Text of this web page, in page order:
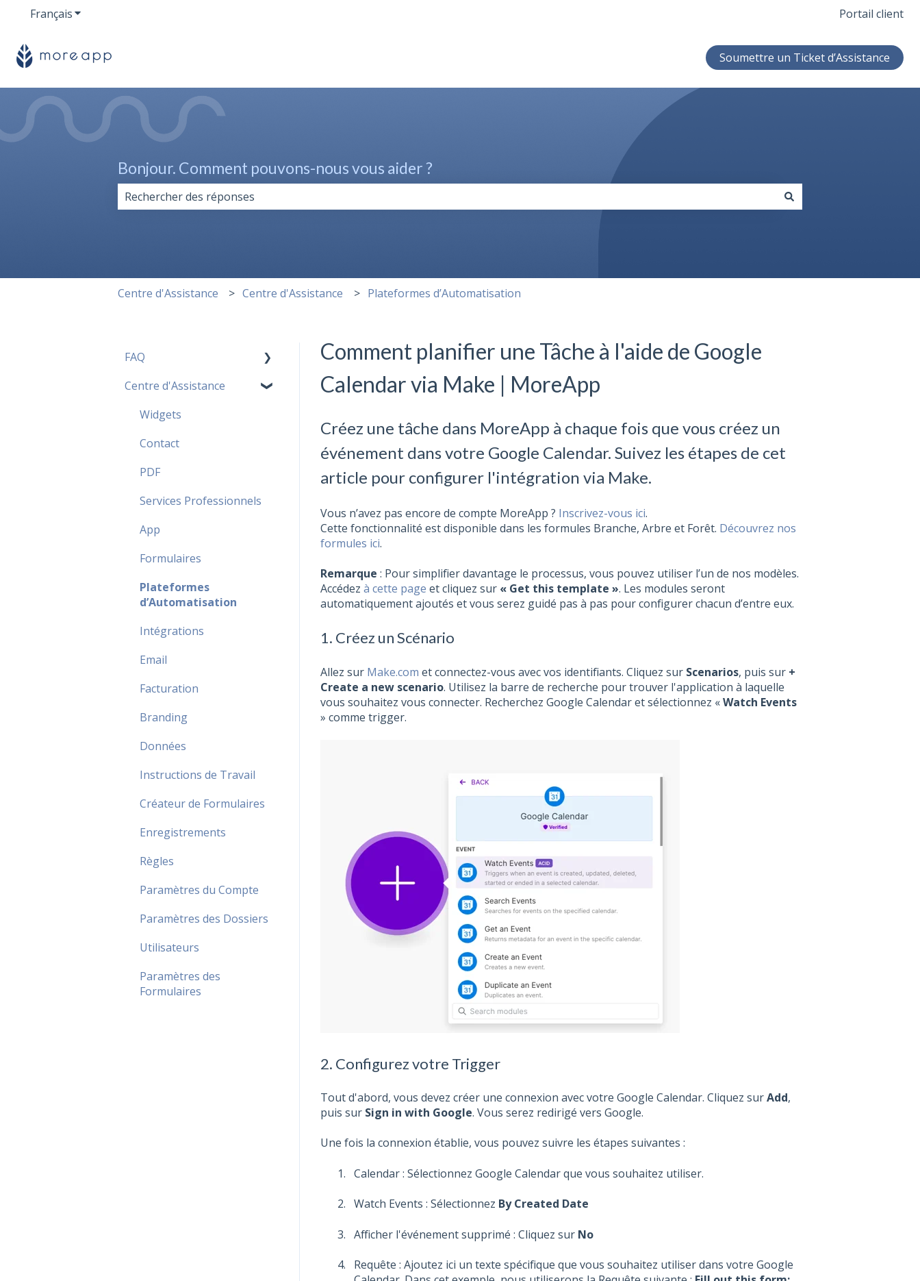
FrançaisAfficher le sous-menu pour les traductions Portail client
Soumettre un Ticket d’Assistance
Bonjour. Comment pouvons-nous vous aider ?
Centre d'Assistance Centre d'Assistance Plateformes d’Automatisation
Comment planifier une Tâche à l'aide de Google
Calendar via Make | MoreApp
Créez une tâche dans MoreApp à chaque fois que vous créez un
événement dans votre Google Calendar. Suivez les étapes de cet
article pour configurer l'intégration via Make.
Vous n’avez pas encore de compte MoreApp ? Inscrivez-vous ici.
Cette fonctionnalité est disponible dans les formules Branche, Arbre et Forêt. Découvrez nos
formules ici.
Remarque : Pour simplifier davantage le processus, vous pouvez utiliser l’un de nos modèles.
Accédez à cette page et cliquez sur « Get this template ». Les modules seront
automatiquement ajoutés et vous serez guidé pas à pas pour configurer chacun d’entre eux.
1. Créez un Scénario
Allez sur Make.com et connectez-vous avec vos identifiants. Cliquez sur Scenarios, puis sur +
Create a new scenario. Utilisez la barre de recherche pour trouver l'application à laquelle
vous souhaitez vous connecter. Recherchez Google Calendar et sélectionnez «Watch Events
» comme trigger.
2. Configurez votre Trigger
Tout d'abord, vous devez créer une connexion avec votre Google Calendar. Cliquez surAdd,
puis sur Sign in with Google. Vous serez redirigé vers Google.
Une fois la connexion établie, vous pouvez suivre les étapes suivantes :
Calendar : Sélectionnez Google Calendar que vous souhaitez utiliser.
Watch Events : Sélectionnez By Created Date
Afficher l'événement supprimé : Cliquez sur No
Requête : Ajoutez ici un texte spécifique que vous souhaitez utiliser dans votre Google
FAQ
Tarification FAQ
FAQ Fréquentes
Sécurité FAQ
FAQ Partenaire
Centre d'Assistance
Widgets
Contact
PDF
Services Professionnels
App
Formulaires
Plateformes
d’Automatisation
Intégrations
Email
Facturation
Branding
Données
Instructions de Travail
Créateur de Formulaires
Enregistrements
Règles
Paramètres du Compte
Paramètres des Dossiers
Utilisateurs
Paramètres des
Formulaires